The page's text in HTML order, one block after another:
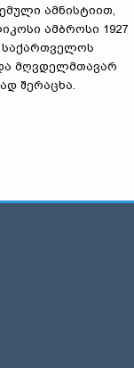
ამნისტიით,
ამბროსი 1927
საქართველოს
მღვდელმთავარ
შერაცხა.